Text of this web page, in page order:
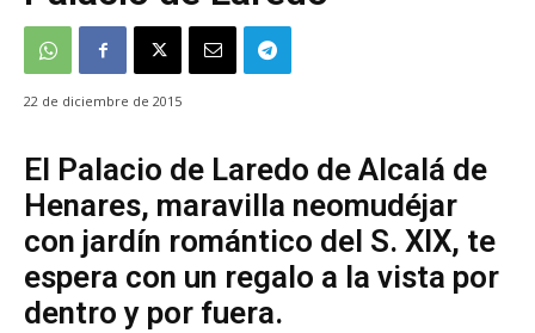
22 de diciembre de 2015
El Palacio de Laredo de Alcalá de
Henares, maravilla neomudéjar
con jardín romántico del S. XIX, te
espera con un regalo a la vista por
dentro y por fuera.